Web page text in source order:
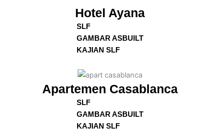
Hotel Ayana
SLF
GAMBAR ASBUILT
KAJIAN SLF
Apartemen Casablanca
SLF
GAMBAR ASBUILT
KAJIAN SLF